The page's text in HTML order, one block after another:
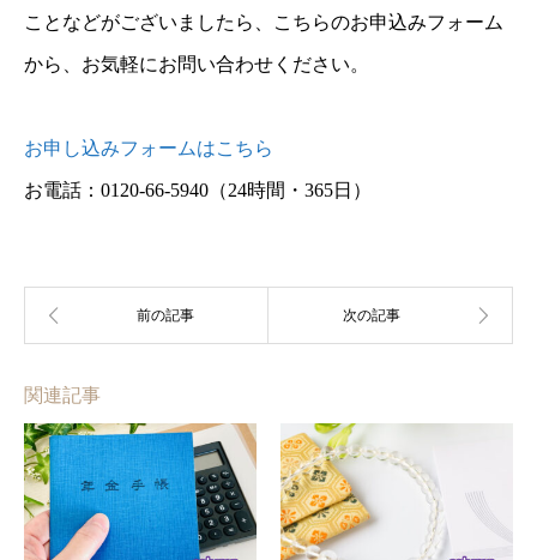
ことなどがございましたら、こちらのお申込みフォーム
から、お気軽にお問い合わせください。
お申し込みフォームはこちら
お電話：0120-66-5940 （24時間・365日）
関連記事